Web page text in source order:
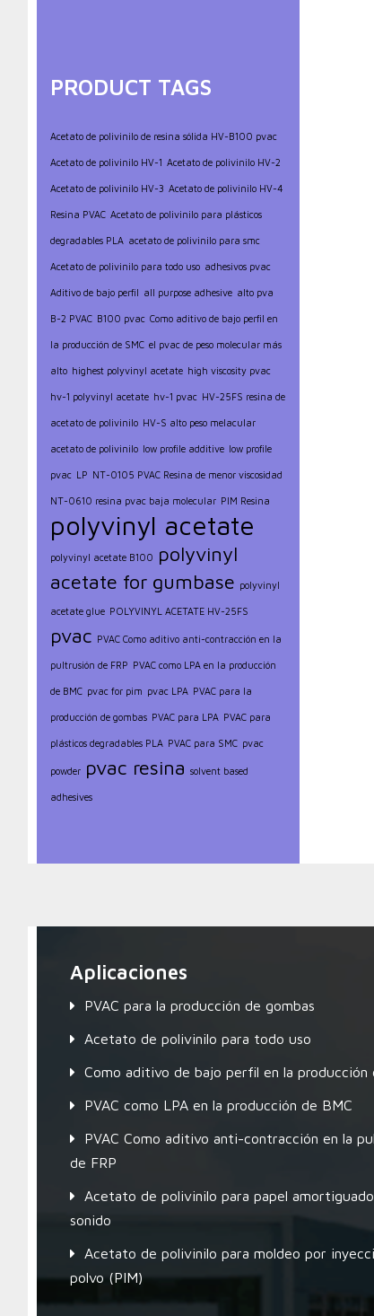
PRODUCT TAGS
Acetato de polivinilo de resina sólida HV-B100 pvac
Acetato de polivinilo HV-1 Acetato de polivinilo HV-2
Acetato de polivinilo HV-3 Acetato de polivinilo HV-4
Resina PVAC Acetato de polivinilo para plásticos
degradables PLA acetato de polivinilo para smc
Acetato de polivinilo para todo uso adhesivos pvac
Aditivo de bajo perfil all purpose adhesive alto pva
B-2 PVAC B100 pvac Como aditivo de bajo perfil en
la producción de SMC el pvac de peso molecular más
alto highest polyvinyl acetate high viscosity pvac
hv-1 polyvinyl acetate hv-1 pvac HV-25FS resina de
acetato de polivinilo HV-S alto peso melacular
acetato de polivinilo low profile additive low profile
pvac LP NT-0105 PVAC Resina de menor viscosidad
NT-0610 resina pvac baja molecular PIM Resina
polyvinyl acetate
polyvinyl acetate B100
polyvinyl
acetate for gumbase polyvinyl
acetate glue POLYVINYL ACETATE HV-25FS
pvac PVAC Como aditivo anti-contracción en la
pultrusión de FRP PVAC como LPA en la producción
de BMC pvac for pim pvac LPA PVAC para la
producción de gombas PVAC para LPA PVAC para
plásticos degradables PLA PVAC para SMC pvac
powder pvac resina solvent based
adhesives
Aplicaciones
PVAC para la producción de gombas
Acetato de polivinilo para todo uso
Como aditivo de bajo perfil en la producción
PVAC como LPA en la producción de BMC
PVAC Como aditivo anti-contracción en la
de FRP
Acetato de polivinilo para papel
sonido
Acetato de polivinilo para moldeo por
polvo (PIM)